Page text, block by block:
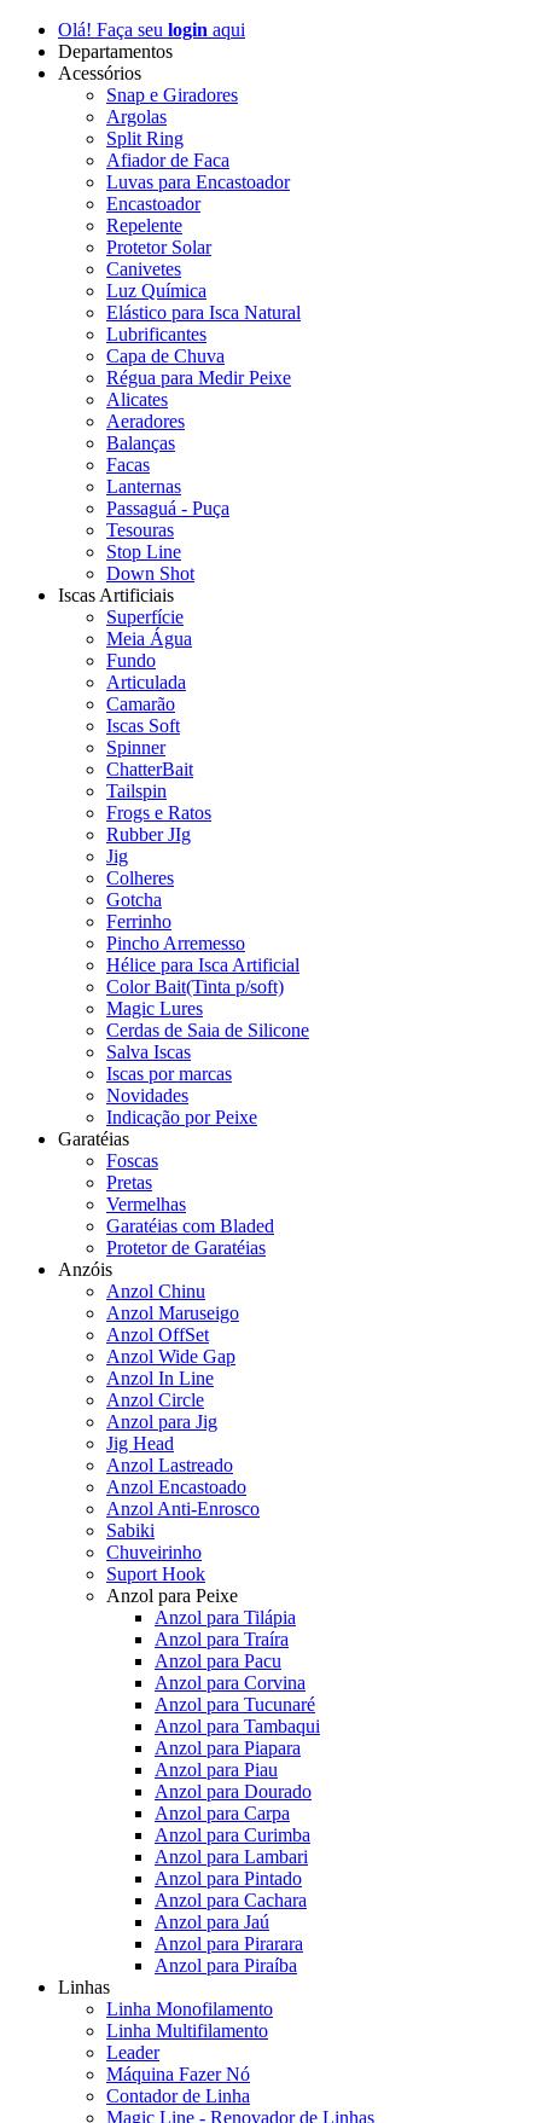
Olá! Faça seu login aqui
Departamentos
Acessórios
Snap e Giradores
Argolas
Split Ring
Afiador de Faca
Luvas para Encastoador
Encastoador
Repelente
Protetor Solar
Canivetes
Luz Química
Elástico para Isca Natural
Lubrificantes
Capa de Chuva
Régua para Medir Peixe
Alicates
Aeradores
Balanças
Facas
Lanternas
Passaguá - Puça
Tesouras
Stop Line
Down Shot
Iscas Artificiais
Superfície
Meia Água
Fundo
Articulada
Camarão
Iscas Soft
Spinner
ChatterBait
Tailspin
Frogs e Ratos
Rubber JIg
Jig
Colheres
Gotcha
Ferrinho
Pincho Arremesso
Hélice para Isca Artificial
Color Bait(Tinta p/soft)
Magic Lures
Cerdas de Saia de Silicone
Salva Iscas
Iscas por marcas
Novidades
Indicação por Peixe
Garatéias
Foscas
Pretas
Vermelhas
Garatéias com Bladed
Protetor de Garatéias
Anzóis
Anzol Chinu
Anzol Maruseigo
Anzol OffSet
Anzol Wide Gap
Anzol In Line
Anzol Circle
Anzol para Jig
Jig Head
Anzol Lastreado
Anzol Encastoado
Anzol Anti-Enrosco
Sabiki
Chuveirinho
Suport Hook
Anzol para Peixe
Anzol para Tilápia
Anzol para Traíra
Anzol para Pacu
Anzol para Corvina
Anzol para Tucunaré
Anzol para Tambaqui
Anzol para Piapara
Anzol para Piau
Anzol para Dourado
Anzol para Carpa
Anzol para Curimba
Anzol para Lambari
Anzol para Pintado
Anzol para Cachara
Anzol para Jaú
Anzol para Pirarara
Anzol para Piraíba
Linhas
Linha Monofilamento
Linha Multifilamento
Leader
Máquina Fazer Nó
Contador de Linha
Magic Line - Renovador de Linhas